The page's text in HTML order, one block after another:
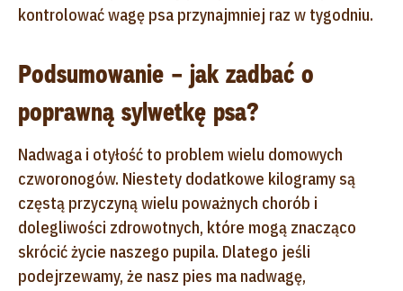
kontrolować wagę psa przynajmniej raz w tygodniu.
Podsumowanie – jak zadbać o
poprawną sylwetkę psa?
Nadwaga i otyłość to problem wielu domowych
czworonogów. Niestety dodatkowe kilogramy są
częstą przyczyną wielu poważnych chorób i
dolegliwości zdrowotnych, które mogą znacząco
skrócić życie naszego pupila. Dlatego jeśli
podejrzewamy, że nasz pies ma nadwagę,